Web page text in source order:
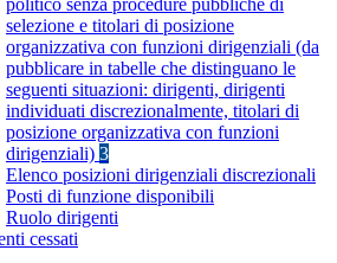
politico senza procedure pubbliche di
selezione e titolari di posizione
organizzativa con funzioni dirigenziali (da
pubblicare in tabelle che distinguano le
seguenti situazioni: dirigenti, dirigenti
individuati discrezionalmente, titolari di
posizione organizzativa con funzioni
dirigenziali) 3
Elenco posizioni dirigenziali discrezionali
Posti di funzione disponibili
Ruolo dirigenti
cessati